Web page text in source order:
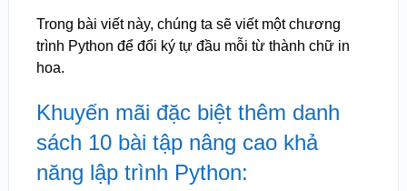
Trong bài viết này, chúng ta sẽ viết một chương
trình Python để đổi ký tự đầu mỗi từ thành chữ in
hoa.
Khuyến mãi đặc biệt thêm danh
sách 10 bài tập nâng cao khả
năng lập trình Python: